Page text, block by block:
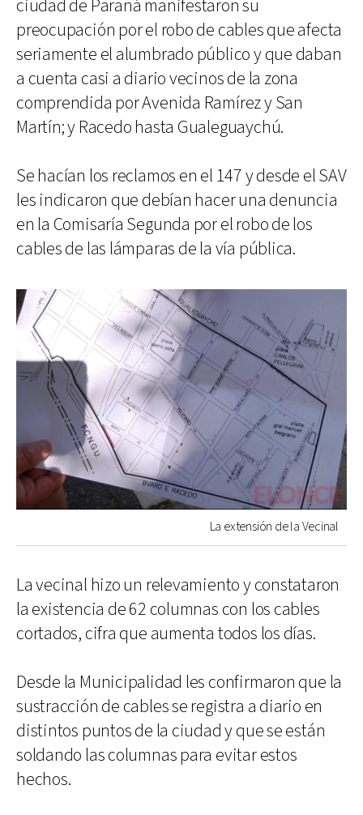
ciudad de Paraná manifestaron su
preocupación por el robo de cables que afecta
seriamente el alumbrado público y que daban
a cuenta casi a diario vecinos de la zona
comprendida por Avenida Ramírez y San
Martín; y Racedo hasta Gualeguaychú.
Se hacían los reclamos en el 147 y desde el SAV
les indicaron que debían hacer una denuncia
en la Comisaría Segunda por el robo de los
cables de las lámparas de la vía pública.
La extensión de la Vecinal
La vecinal hizo un relevamiento y constataron
la existencia de 62 columnas con los cables
cortados, cifra que aumenta todos los días.
Desde la Municipalidad les confirmaron que la
sustracción de cables se registra a diario en
distintos puntos de la ciudad y que se están
soldando las columnas para evitar estos
hechos.